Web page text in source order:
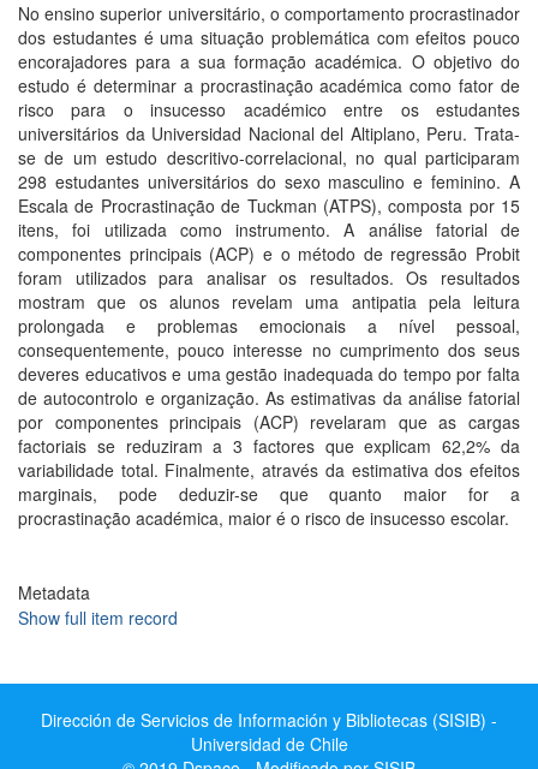
No ensino superior universitário, o comportamento procrastinador
dos estudantes é uma situação problemática com efeitos pouco
encorajadores para a sua formação académica. O objetivo do
estudo é determinar a procrastinação académica como fator de
risco para o insucesso académico entre os estudantes
universitários da Universidad Nacional del Altiplano, Peru. Trata-
se de um estudo descritivo-correlacional, no qual participaram
298 estudantes universitários do sexo masculino e feminino. A
Escala de Procrastinação de Tuckman (ATPS), composta por 15
itens, foi utilizada como instrumento. A análise fatorial de
componentes principais (ACP) e o método de regressão Probit
foram utilizados para analisar os resultados. Os resultados
mostram que os alunos revelam uma antipatia pela leitura
prolongada e problemas emocionais a nível pessoal,
consequentemente, pouco interesse no cumprimento dos seus
deveres educativos e uma gestão inadequada do tempo por falta
de autocontrolo e organização. As estimativas da análise fatorial
por componentes principais (ACP) revelaram que as cargas
factoriais se reduziram a 3 factores que explicam 62,2% da
variabilidade total. Finalmente, através da estimativa dos efeitos
marginais, pode deduzir-se que quanto maior for a
procrastinação académica, maior é o risco de insucesso escolar.
Metadata
Show full item record
Dirección de Servicios de Información y Bibliotecas (SISIB) -
Universidad de Chile